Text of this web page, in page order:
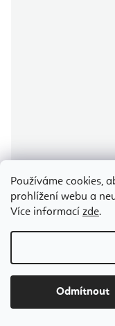
Používáme cookies,
prohlížení webu a
Více informací zde.
Odmítnout
Aerial Yoga Yoga